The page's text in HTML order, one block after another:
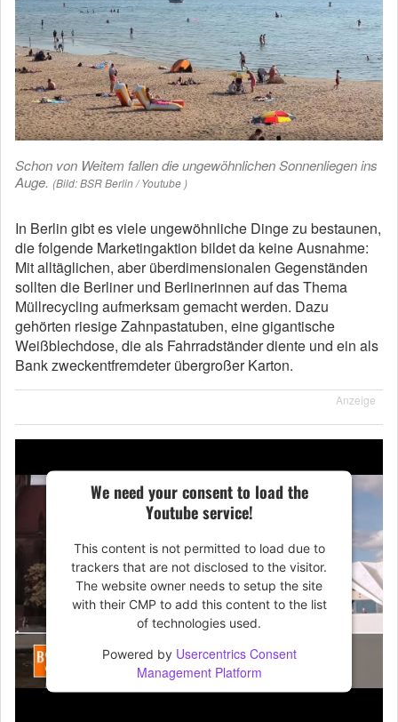
Schon von Weitem fallen die ungewöhnlichen Sonnenliegen ins
Auge. (Bild: BSR Berlin / Youtube )
In Berlin gibt es viele ungewöhnliche Dinge zu bestaunen,
die folgende Marketingaktion bildet da keine Ausnahme:
Mit alltäglichen, aber überdimensionalen Gegenständen
sollten die Berliner und Berlinerinnen auf das Thema
Müllrecycling aufmerksam gemacht werden. Dazu
gehörten riesige Zahnpastatuben, eine gigantische
Weißblechdose, die als Fahrradständer diente und ein als
Bank zweckentfremdeter übergroßer Karton.
Anzeige
We need your consent to load the
Youtube service!
This content is not permitted to load due to
trackers that are not disclosed to the visitor.
The website owner needs to setup the site
with their CMP to add this content to the list
of technologies used.
Powered by Usercentrics Consent
Management Platform